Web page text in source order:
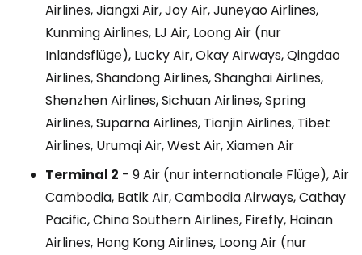
Airlines, Jiangxi Air, Joy Air, Juneyao Airlines,
Kunming Airlines, LJ Air, Loong Air (nur
Inlandsflüge), Lucky Air, Okay Airways, Qingdao
Airlines, Shandong Airlines, Shanghai Airlines,
Shenzhen Airlines, Sichuan Airlines, Spring
Airlines, Suparna Airlines, Tianjin Airlines, Tibet
Airlines, Urumqi Air, West Air, Xiamen Air
Terminal 2 - 9 Air (nur internationale Flüge), Air
Cambodia, Batik Air, Cambodia Airways, Cathay
Pacific, China Southern Airlines, Firefly, Hainan
Airlines, Hong Kong Airlines, Loong Air (nur